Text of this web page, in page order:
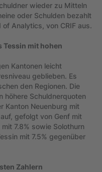
wieder zu Mitteln
oder Schulden bezahlt
Analytics, von CRIF aus.
Tessin mit hohen
Kantonen leicht
geblieben. Es
den Regionen. Die
höhere Schuldnerquoten
Kanton Neuenburg mit
gefolgt von Genf mit
7.8% sowie Solothurn
mit 7.5% gegenüber
Zahlern